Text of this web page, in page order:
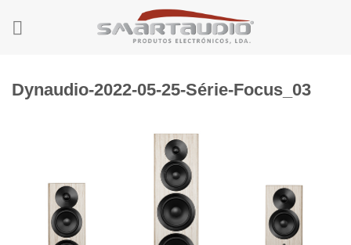
Dynaudio-2022-05-25-Série-Focus_03